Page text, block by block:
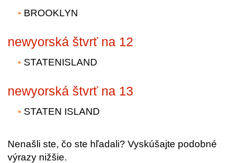
BROOKLYN
newyorská štvrť na 12
STATENISLAND
newyorská štvrť na 13
STATEN ISLAND
Nenašli ste, čo ste hľadali? Vyskúšajte podobné
výrazy nižšie.